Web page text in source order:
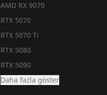
AMD RX 9070
RTX 5070
RTX 5070 Ti
RTX 5080
RTX 5090
Daha fazla göster